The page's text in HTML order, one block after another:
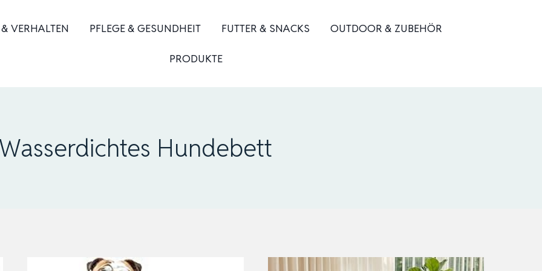
VERHALTEN PFLEGE & GESUNDHEIT FUTTER & SNACKS OUTDOOR & ZUBEHÖR
PRODUKTE
Wasserdichtes Hundebett